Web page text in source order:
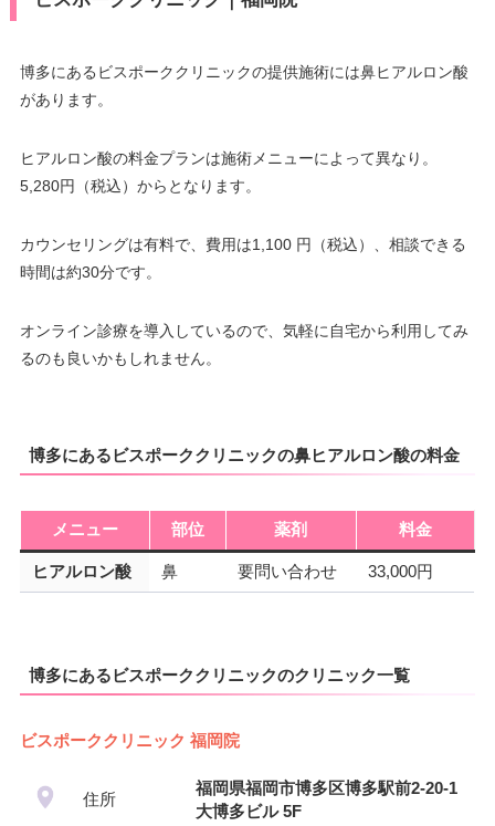
博多にあるビスポーククリニックの提供施術には鼻ヒアルロン酸
があります。
ヒアルロン酸の料金プランは施術メニューによって異なり。
5,280円（税込）からとなります。
カウンセリングは有料で、費用は1,100 円（税込）、相談できる
時間は約30分です。
オンライン診療を導入しているので、気軽に自宅から利用してみ
るのも良いかもしれません。
博多にあるビスポーククリニックの鼻ヒアルロン酸の料金
メニュー 部位 薬剤 料金
ヒアルロン酸 鼻 要問い合わせ 33,000円
博多にあるビスポーククリニックのクリニック一覧
ビスポーククリニック 福岡院
住所
福岡県福岡市博多区博多駅前2-20-1
大博多ビル 5F